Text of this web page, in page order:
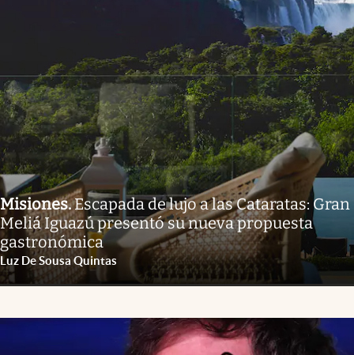
Misiones.Escapada de lujo a las Cataratas: Gran
Meliá Iguazú presentó su nueva propuesta
gastronómica
Luz De Sousa Quintas